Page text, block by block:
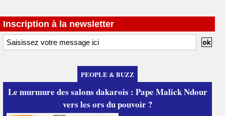
Inscription à la newsletter
PEOPLE & BUZZ
Le murmure des salons dakarois : Pape Malick Ndour
vers les ors du pouvoir ?